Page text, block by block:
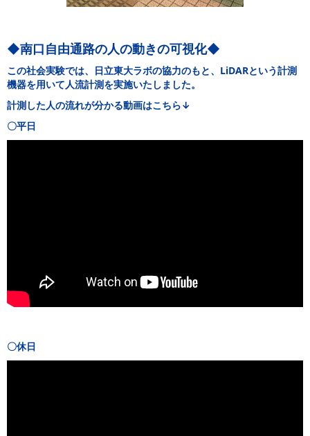
◆南口自由通路の人の動きの可視化◆
この社会実験では、日立東大ラボの協力のもと、LiDARという計測
機器を用いて人流計測を実施いたしました。
計測した人の流れが分かる動画はこちら↓
〇平日
〇休日